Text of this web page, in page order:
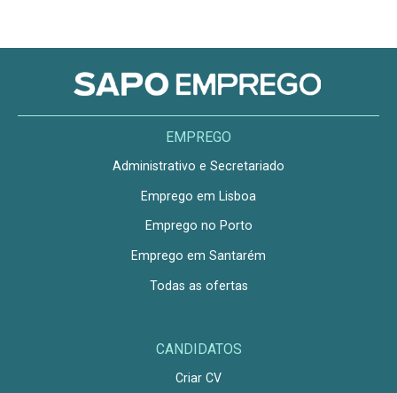
EMPREGO
Administrativo e Secretariado
Emprego em Lisboa
Emprego no Porto
Emprego em Santarém
Todas as ofertas
CANDIDATOS
Criar CV